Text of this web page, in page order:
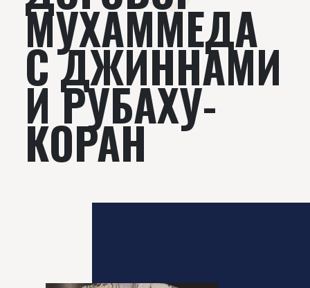
МУХАММЕДА
С ДЖИННАМИ
И РУБАХУ-
КОРАН